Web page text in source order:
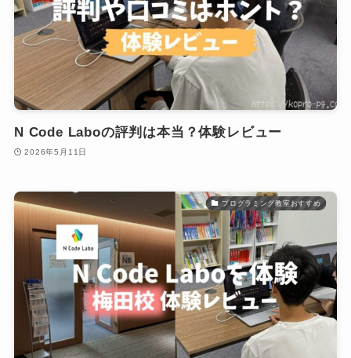
N Code Laboの評判は本当？体験レビュー
2026年5月11日
プログラミング教室おすすめ